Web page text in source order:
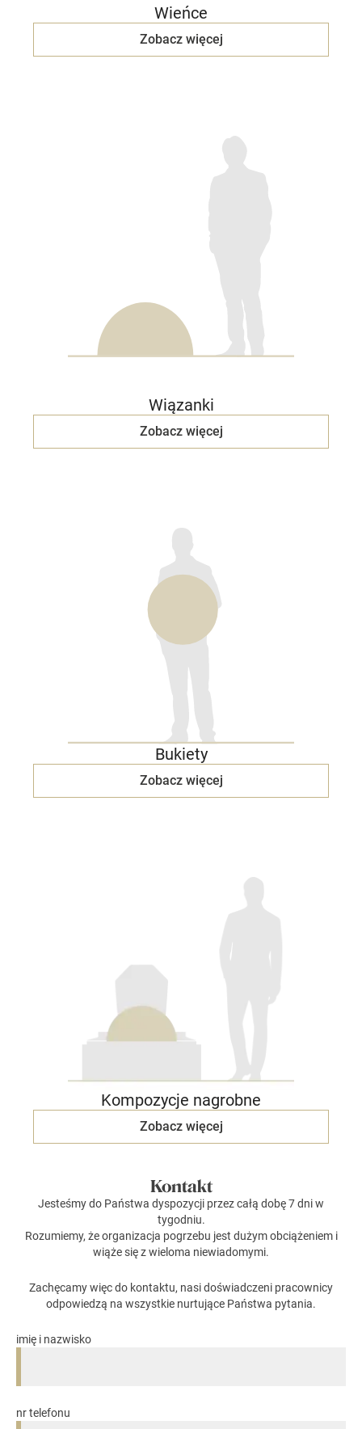
Wieńce
Zobacz więcej
Wiązanki
Zobacz więcej
Bukiety
Zobacz więcej
Kompozycje nagrobne
Zobacz więcej
Kontakt
Jesteśmy do Państwa dyspozycji przez całą dobę 7 dni w
tygodniu.
Rozumiemy, że organizacja pogrzebu jest dużym obciążeniem i
wiąże się z wieloma niewiadomymi.
Zachęcamy więc do kontaktu, nasi doświadczeni pracownicy
odpowiedzą na wszystkie nurtujące Państwa pytania.
imię i nazwisko
nr telefonu